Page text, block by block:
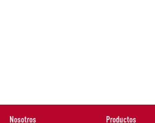
Nosotros Productos